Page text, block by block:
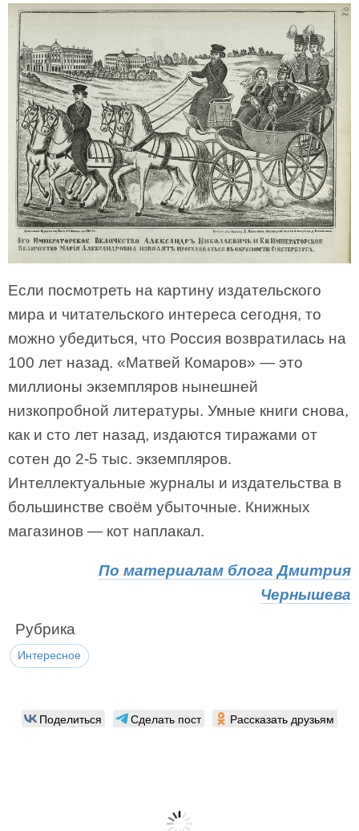
Если посмотреть на картину издательского
мира и читательского интереса сегодня, то
можно убедиться, что Россия возвратилась на
100 лет назад. «Матвей Комаров» — это
миллионы экземпляров нынешней
низкопробной литературы. Умные книги снова,
как и сто лет назад, издаются тиражами от
сотен до 2-5 тыс. экземпляров.
Интеллектуальные журналы и издательства в
большинстве своём убыточные. Книжных
магазинов — кот наплакал.
По материалам блога Дмитрия
Чернышева
Рубрика
Интересное
Поделиться Сделать пост Рассказать друзьям